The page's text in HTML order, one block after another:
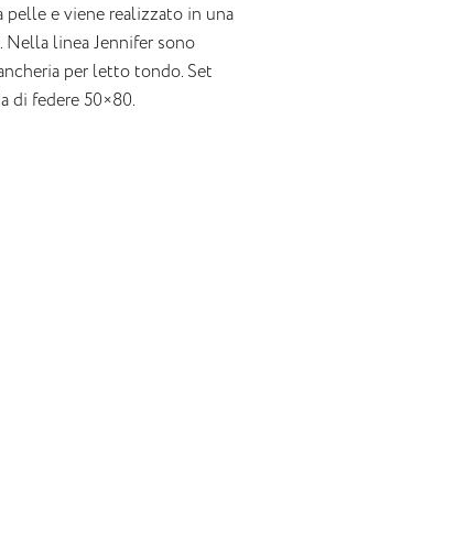
e viene realizzato in una
linea Jennifer sono
per letto tondo. Set
di federe 50×80.